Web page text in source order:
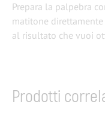
Prepara la palpebra
matitone
al risultato che vuoi
Prodotti